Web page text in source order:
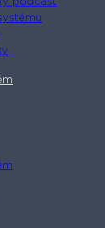
podcast​